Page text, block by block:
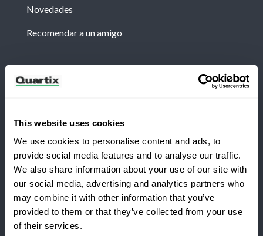
This website uses cookies
We use cookies to personalise content and ads, to
provide social media features and to analyse our traffic.
We also share information about your use of our site with
our social media, advertising and analytics partners who
may combine it with other information that you’ve
provided to them or that they’ve collected from your use
of their services.
Novedades
Recomendar a un amigo
Boletín
estudios de caso de Quartix.
Términos y condicionesPolítica de privacidad
Nota legal
¿Te cambias a Quartix?